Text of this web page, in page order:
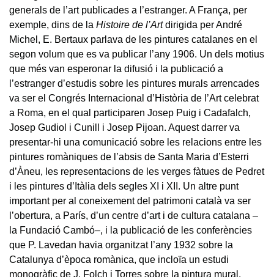
generals de l’art publicades a l’estranger. A França, per
exemple, dins de la Histoire de l’Artdirigida per André
Michel, E. Bertaux parlava de les pintures catalanes en el
segon volum que es va publicar l’any 1906. Un dels motius
que més van esperonar la difusió i la publicació a
l’estranger d’estudis sobre les pintures murals arrencades
va ser el Congrés Internacional d’Història de l’Art celebrat
a Roma, en el qual participaren Josep Puig i Cadafalch,
Josep Gudiol i Cunill i Josep Pijoan. Aquest darrer va
presentar-hi una comunicació sobre les relacions entre les
pintures romàniques de l’absis de Santa Maria d’Esterri
d’Àneu, les representacions de les verges fàtues de Pedret
i les pintures d’Itàlia dels segles XI i XII. Un altre punt
important per al coneixement del patrimoni català va ser
l’obertura, a París, d’un centre d’art i de cultura catalana –
la Fundació Cambó–, i la publicació de les conferències
que P. Lavedan havia organitzat l’any 1932 sobre la
Catalunya d’època romànica, que incloïa un estudi
monogràfic de J. Folch i Torres sobre la pintura mural.